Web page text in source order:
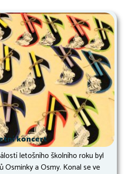
koncert
letošního školního roku byl
Osminky a Osmy. Konal se ve